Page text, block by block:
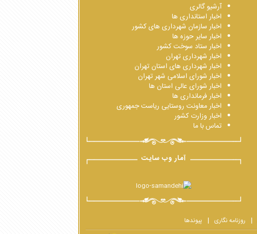
آرشیو گالری
اخبار استانداری ها
اخبار سازمان شهرداری های کشور
اخبار سایر حوزه ها
اخبار ستاد سوخت کشور
اخبار شهرداری تهران
اخبار شهرداری های استان تهران
اخبار شورای اسلامی شهر تهران
اخبار شورای عالی استان ها
اخبار فرمانداری ها
اخبار معاونت روستایی ریاست جمهوری
اخبار وزارت کشور
تماس با ما
آمار وب سایت
روزنامه نگاری پیوندها